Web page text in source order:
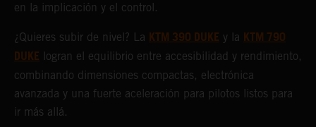
en la implicación y el control.
¿Quieres subir de nivel? La KTM 390 DUKE y la KTM 790
DUKE logran el equilibrio entre accesibilidad y rendimiento,
combinando dimensiones compactas, electrónica
avanzada y una fuerte aceleración para pilotos listos para
ir más allá.